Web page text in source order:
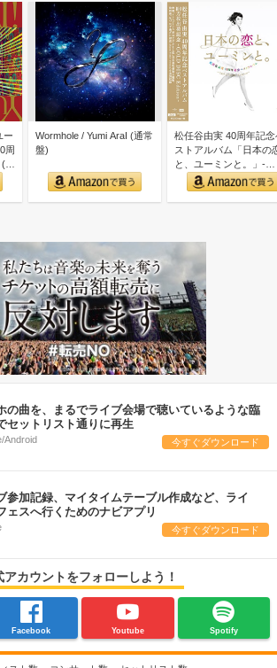
ー
周
Wormhole / Yumi AraI (通常
盤)
松任谷由実 40周年記念
ストアルバム「日本の
と、ユーミンと。」-
GOLD DISC Editi…
の曲を、まるでライブ会場で聴いているような臨
セットリスト通りに再生
Android 今すぐダウンロード
参加記録、マイタイムテーブル作成など、ライ
ェスへ行くためのナビアプリ
今すぐダウンロード
アカウントをフォローしよう！
Facebook Youtube Spotify